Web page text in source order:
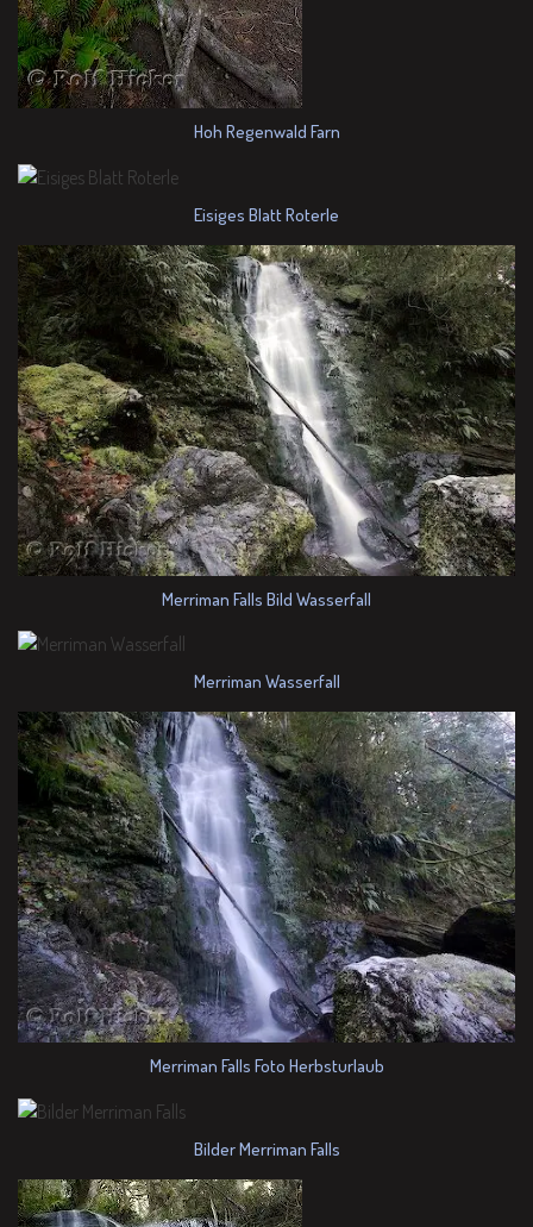
Hoh Regenwald Farn
Eisiges Blatt Roterle
Merriman Falls Bild Wasserfall
Merriman Wasserfall
Merriman Falls Foto Herbsturlaub
Bilder Merriman Falls